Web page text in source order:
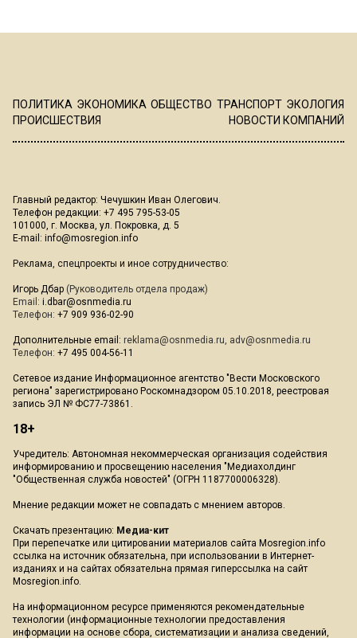
ПОЛИТИКА ЭКОНОМИКА ОБЩЕСТВО ТРАНСПОРТ ЭКОЛОГИЯ
ПРОИСШЕСТВИЯ
НОВОСТИ КОМПАНИЙ
Главный редактор: Чечушкин Иван Олегович.
Телефон редакции: +7 495 795-53-05
101000, г. Москва, ул. Покровка, д. 5
E-mail: info@mosregion.info
Реклама, спецпроекты и иное сотрудничество:
Игорь Дбар (Руководитель отдела продаж)
Email: i.dbar@osnmedia.ru
Телефон: +7 909 936-02-90
Дополнительные email: reklama@osnmedia.ru, adv@osnmedia.ru
Телефон: +7 495 004-56-11
Сетевое издание Информационное агентство "Вести Московского
региона" зарегистрировано Роскомнадзором 05.10.2018, реестровая
запись ЭЛ № ФС77-73861.
18+
Учредитель: Автономная некоммерческая организация содействия
информированию и просвещению населения "Медиахолдинг
"Общественная служба новостей" (ОГРН 1187700006328).
Мнение редакции может не совпадать с мнением авторов.
Скачать презентацию: Медиа-кит
При перепечатке или цитировании материалов сайта Mosregion.info
ссылка на источник обязательна, при использовании в Интернет-
изданиях и на сайтах обязательна прямая гиперссылка на сайт
Mosregion.info.
На информационном ресурсе применяются рекомендательные
технологии (информационные технологии предоставления
информации на основе сбора, систематизации и анализа сведений,